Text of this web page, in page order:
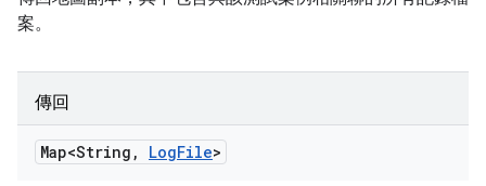
案。
傳回
Map<String , LogFile>